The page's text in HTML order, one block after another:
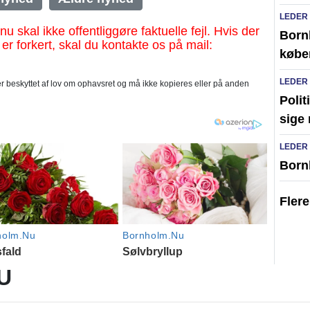
skal ikke offentliggøre faktuelle fejl. Hvis der
forkert, skal du kontakte os på mail:
af lov om ophavsret og må ikke kopieres eller på anden
LEDER
LEDER
sige
LEDER